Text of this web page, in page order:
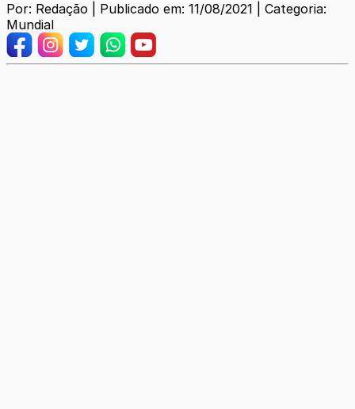
Por: Redação | Publicado em: 11/08/2021 | Categoria:
Mundial